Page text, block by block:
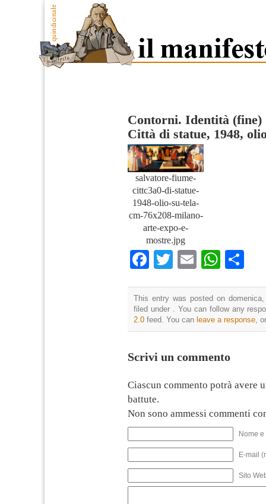
Contorni. Identità (fine)
Città di statue, 1948,
salvatore-fiume-
cittc3a0-di-statue-
1948-olio-su-tela-
cm-76x208-milano-
arte-expo-e-
mostre.jpg
Facebook
Twitter
Email
This entry was posted on
filed under . You can follow any
2.0 feed. You can leave a response ,
Scrivi un commento
Ciascun commento potrà avere
battute.
Non sono ammessi commenti
Nome
E-mail
Sito